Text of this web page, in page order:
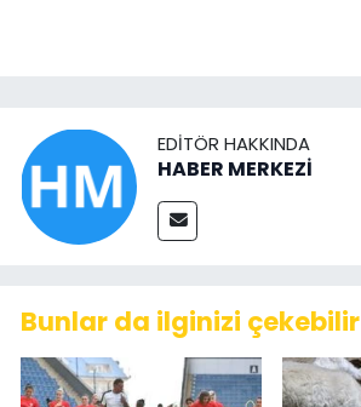
EDITÖR HAKKINDA
HABER MERKEZİ
Bunlar da ilginizi çekebilir